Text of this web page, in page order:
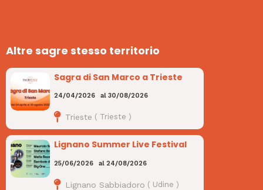
Altre sagre stesso territorio
Sagra di San Marco a Trieste
24/04/2026 al30/08/2026
Trieste ( Trieste )
Lignano Summer Live Festival
25/06/2026 al 24/08/2026
Lignano Sabbiadoro ( Udine )